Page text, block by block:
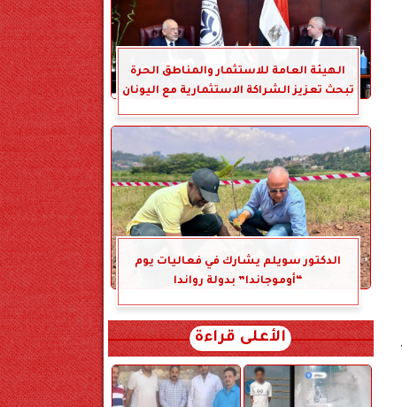
الهيئة العامة للاستثمار والمناطق الحرة
تبحث تعزيز الشراكة الاستثمارية مع اليونان
الدكتور سويلم يشارك في فعاليات يوم
“أوموجاندا” بدولة رواندا
الأعلى قراءة